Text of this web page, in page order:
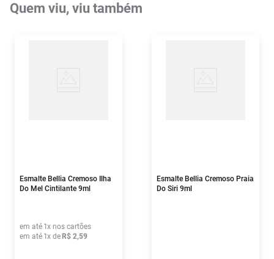
Quem viu, viu também
Esmalte Bellia Cremoso Ilha
Do Mel Cintilante 9ml
em até 1x nos cartões
em até 1x de R$ 2,59
Esmalte Bellia Cremoso Praia
Do Siri 9ml